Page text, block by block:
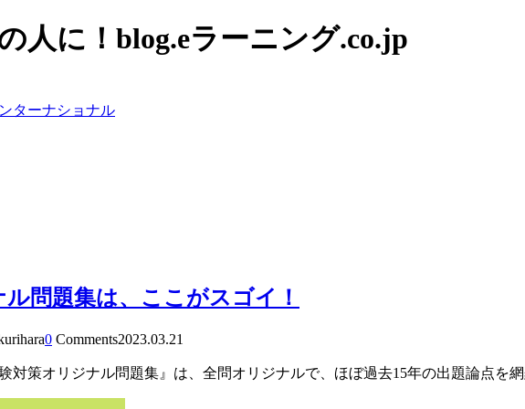
人に！blog.eラーニング.co.jp
ターナショナル
問題集は、ここがスゴイ！
0 Comments2023.03.21
対策オリジナル問題集』は、全問オリジナルで、ほぼ過去15年の出題論点を網